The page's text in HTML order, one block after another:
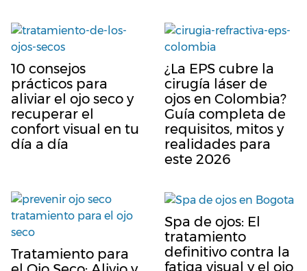
10 consejos
prácticos para
aliviar el ojo seco y
recuperar el
confort visual en tu
día a día
¿La EPS cubre la
cirugía láser de
ojos en Colombia?
Guía completa de
requisitos, mitos y
realidades para
este 2026
Tratamiento para
Spa de ojos: El
tratamiento
definitivo contra la
fatiga visual y el ojo